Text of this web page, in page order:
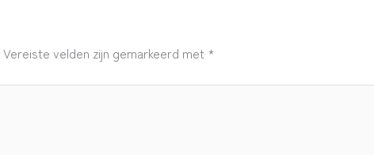
Vereiste velden zijn gemarkeerd met *